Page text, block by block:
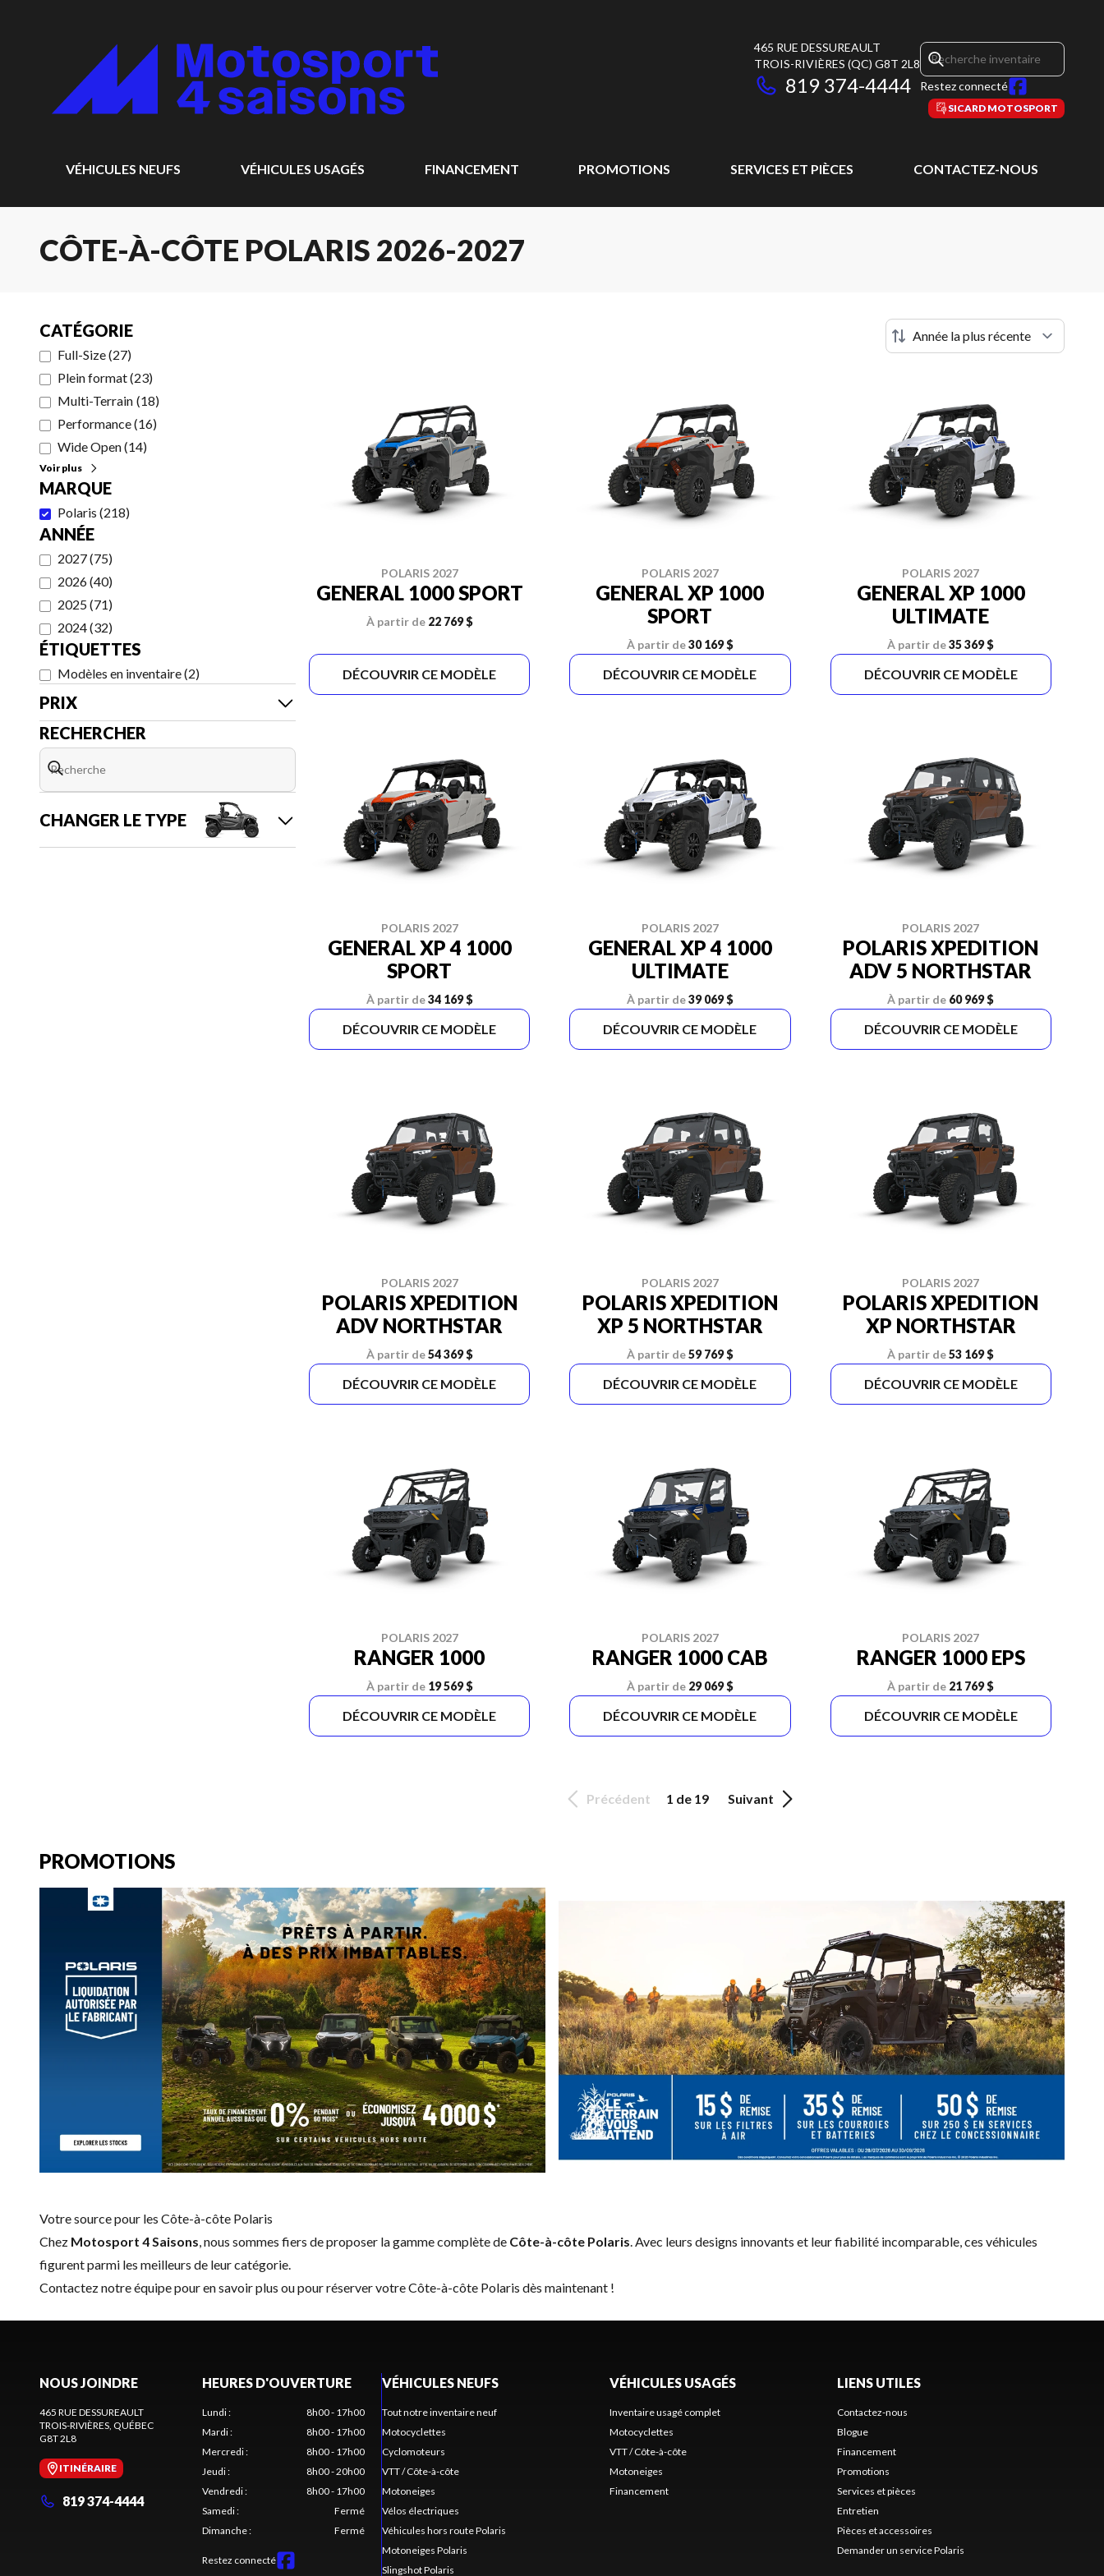
465 RUE DESSUREAULT
TROIS-RIVIÈRES (QC) G8T 2L8
819 374-4444 Restez connecté
SICARD MOTOSPORT
VÉHICULES NEUFS VÉHICULES USAGÉS FINANCEMENT PROMOTIONS SERVICES ET PIÈCES CONTACTEZ-NOUS
CÔTE-À-CÔTE POLARIS 2026-2027
CATÉGORIE
Full-Size(27)
Plein format(23)
Multi-Terrain (18)
Performance(16)
Wide Open(14)
Voir plus
MARQUE
Polaris (218)
ANNÉE
2027(75)
2026(40)
2025(71)
2024(32)
ÉTIQUETTES
Modèles en inventaire(2)
PRIX
RECHERCHER
CHANGER LE TYPE
POLARIS 2027
GENERAL 1000 SPORT
À partir de 22 769 $
DÉCOUVRIR CE MODÈLE
POLARIS 2027
GENERAL XP 1000
SPORT
À partir de30 169 $
DÉCOUVRIR CE MODÈLE
POLARIS 2027
GENERAL XP 1000
ULTIMATE
À partir de35 369 $
DÉCOUVRIR CE MODÈLE
POLARIS 2027
GENERAL XP 4 1000
SPORT
À partir de34 169 $
DÉCOUVRIR CE MODÈLE
POLARIS 2027
GENERAL XP 4 1000
ULTIMATE
À partir de39 069 $
DÉCOUVRIR CE MODÈLE
POLARIS 2027
POLARIS XPEDITION
ADV 5 NORTHSTAR
À partir de 60 969 $
DÉCOUVRIR CE MODÈLE
POLARIS 2027
POLARIS XPEDITION
ADV NORTHSTAR
À partir de54 369 $
DÉCOUVRIR CE MODÈLE
POLARIS 2027
POLARIS XPEDITION
XP 5 NORTHSTAR
À partir de59 769 $
DÉCOUVRIR CE MODÈLE
POLARIS 2027
POLARIS XPEDITION
XP NORTHSTAR
À partir de53 169 $
DÉCOUVRIR CE MODÈLE
POLARIS 2027
RANGER 1000
À partir de 19 569 $
DÉCOUVRIR CE MODÈLE
POLARIS 2027
RANGER 1000 CAB
À partir de 29 069 $
DÉCOUVRIR CE MODÈLE
POLARIS 2027
RANGER 1000 EPS
À partir de 21 769 $
DÉCOUVRIR CE MODÈLE
Précédent 1 de 19 Suivant
PROMOTIONS
Votre source pour les Côte-à-côte Polaris
Chez Motosport 4 Saisons , nous sommes fiers de proposer la gamme complète de Côte-à-côte Polaris . Avec leurs designs innovants et leur fiabilité incomparable, ces véhicules
figurent parmi les meilleurs de leur catégorie.
Contactez notre équipepour en savoir plus ou pour réserver votre Côte-à-côte Polaris dès maintenant !
NOUS JOINDRE
465 RUE DESSUREAULT
TROIS-RIVIÈRES , QUÉBEC
G8T 2L8
ITINÉRAIRE
819 374-4444
HEURES D'OUVERTURE
Lundi:
8h00 - 17h00
Mardi:
8h00 - 17h00
Mercredi:
8h00 - 17h00
Jeudi:
8h00 - 20h00
Vendredi:
8h00 - 17h00
Samedi:
Fermé
Dimanche: Fermé
Restez connecté
VÉHICULES NEUFS
Tout notre inventaire neuf
Motocyclettes
Cyclomoteurs
VTT / Côte-à-côte
Motoneiges
Vélos électriques
Véhicules hors route Polaris
Motoneiges Polaris
Slingshot Polaris
VÉHICULES USAGÉS
Inventaire usagé complet
Motocyclettes
VTT / Côte-à-côte
Motoneiges
Financement
LIENS UTILES
Contactez-nous
Blogue
Financement
Promotions
Services et pièces
Entretien
Pièces et accessoires
Demander un service Polaris